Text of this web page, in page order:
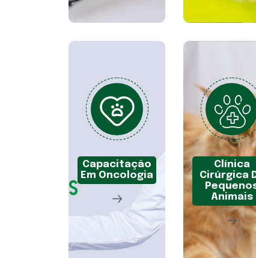
Capacitação
Em Oncologia
Clínica
Cirúrgica
Animais